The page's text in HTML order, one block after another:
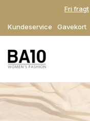
Kundeservice Gavekort
Fri fragt